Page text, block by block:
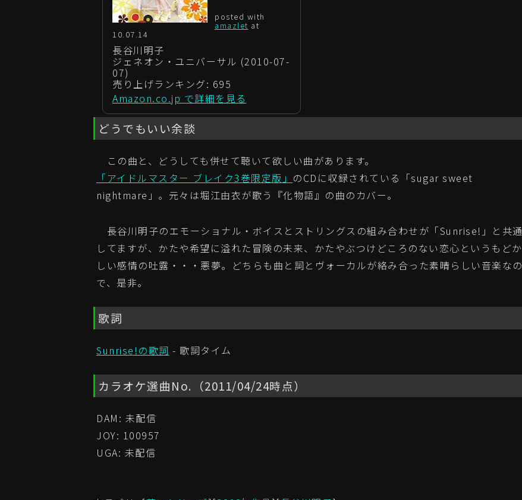
posted with
amazlet at
10.07.14
長谷川明子
ジェネオン・ユニバーサル (2010-07-
07)
売り上げランキング: 695
Amazon.co.jp で詳細を見る
どうでもいい余談
この曲と、どうしても併せて聴いて欲しい曲があります。
「アイドルマスター ブレイク3巻限定版」 のCDに収録されている「sugar sweet
nightmare」。元々は堀江由衣が歌う『化物語』の曲のカバー。
長谷川明子のエモーショナル・ボイスとストリングスの組み合わせが「Sunrise!」と共通
してますが、かたや希望に溢れた冒険の未来、かたやぶつけどころのない恋心というもどか
しい感情の吐露・・・悪夢。どちらも曲と詞とヴォーカルが絡み合った素晴らしい音楽なの
で、是非。
歌詞
Sunrise!の歌詞 - 歌詞タイム
カラオケ選曲No.（2011/04/24時点）
DAM: 未配信
JOY: 100957
UGA: 未配信